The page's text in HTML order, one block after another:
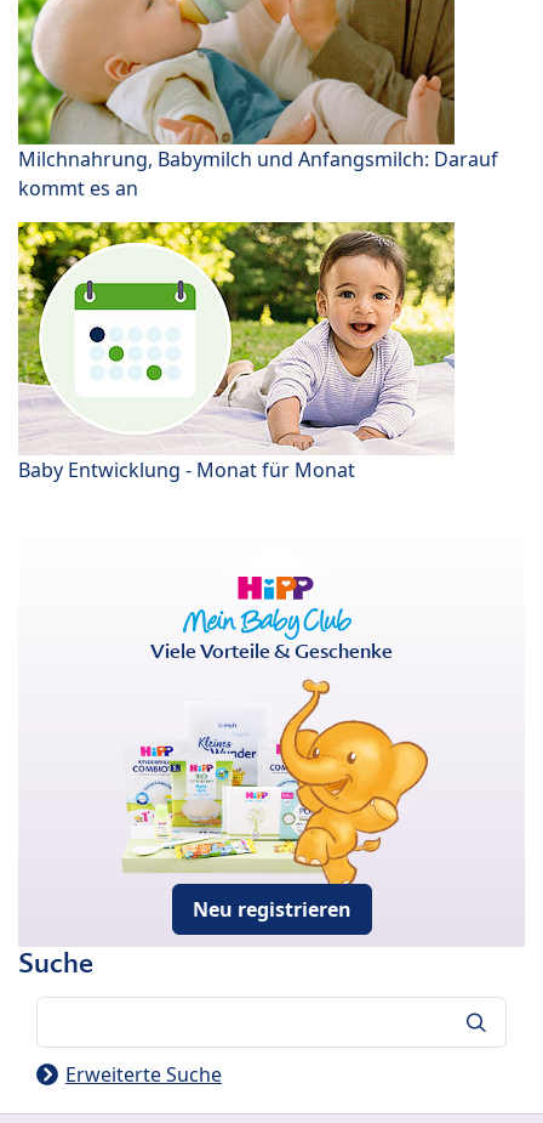
Milchnahrung, Babymilch und Anfangsmilch: Darauf
kommt es an
Baby Entwicklung - Monat für Monat
Viele Vorteile & Geschenke
Neu registrieren
Suche
Erweiterte Suche